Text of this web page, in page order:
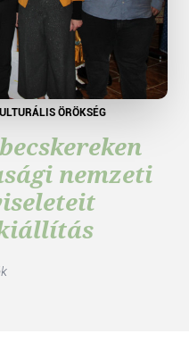
ÖRÖKSÉG
nemzeti